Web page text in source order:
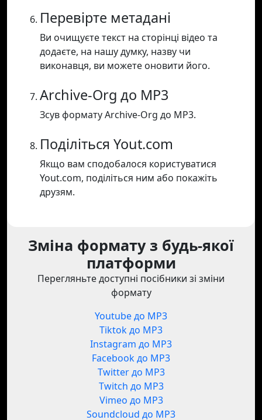
Перевірте метадані
Ви очищуєте текст на сторінці відео та
додаєте, на нашу думку, назву чи
виконавця, ви можете оновити його.
Archive-Org до MP3
Зсув формату Archive-Org до MP3.
Поділіться Yout.com
Якщо вам сподобалося користуватися
Yout.com, поділіться ним або покажіть
друзям.
Зміна формату з будь-якої
платформи
Перегляньте доступні посібники зі зміни
формату
Youtube до MP3
Tiktok до MP3
Instagram до MP3
Facebook до MP3
Twitter до MP3
Twitch до MP3
Vimeo до MP3
Soundcloud до MP3